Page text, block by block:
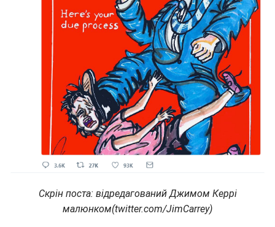
Скрін поста: відредагований Джимом Керрі
малюнком(twitter.com/JimCarrey)